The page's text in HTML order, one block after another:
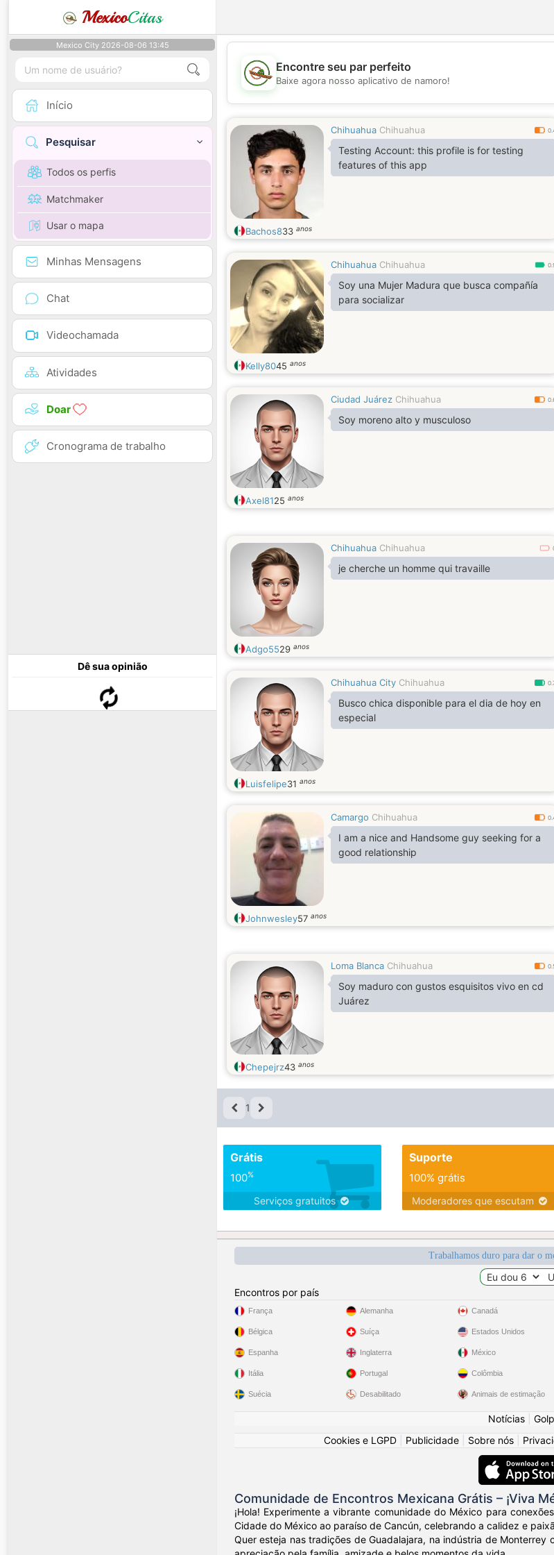
MexicoCitas
Mexico City 2026-08-06 13:45
Início
Pesquisar
Todos os perfis
Matchmaker
Usar o mapa
Minhas Mensagens
Chat
Videochamada
Atividades
Doar
Cronograma de trabalho
Dê sua opinião
💖
💕
Encontre seu par perfeito
Baixe agora nosso aplicativo de namoro!
Chihuahua Chihuahua
Testing Account: this profile is for testing
features of this app
Bachos833 anos
Chihuahua Chihuahua
Soy una Mujer Madura que busca compañía
para socializar
Kelly8045 anos
Ciudad Juárez Chihuahua
Soy moreno alto y musculoso
Axel8125 anos
Chihuahua Chihuahua
je cherche un homme qui travaille
Adgo5529 anos
Chihuahua City Chihuahua
Busco chica disponible para el dia de hoy en
especial
Luisfelipe31 anos
Camargo Chihuahua
I am a nice and Handsome guy seeking for a
good relationship
Johnwesley57 anos
Loma Blanca Chihuahua
Soy maduro con gustos esquisitos vivo en cd
Juárez
Chepejrz43 anos
1
Grátis
100%
Serviços gratuitos
Suporte
100% grátis
Moderadores que escutam
Trabalhamos duro para dar o
Encontros por país
França
Bélgica
Espanha
Itália
Suécia
Alemanha
Suíça
Inglaterra
Portugal
Desabilitado
Canadá
Estados Unidos
México
Colômbia
Animais de estimação
Notícias
Cookies e LGPD
Publicidade Sobre nós
Comunidade de Encontros Mexicana Grátis – ¡Viva
¡Hola! Experimente a vibrante comunidade do México para
Cidade do México ao paraíso de Cancún, celebrando a calidez e
Quer esteja nas tradições de Guadalajara, na indústria de